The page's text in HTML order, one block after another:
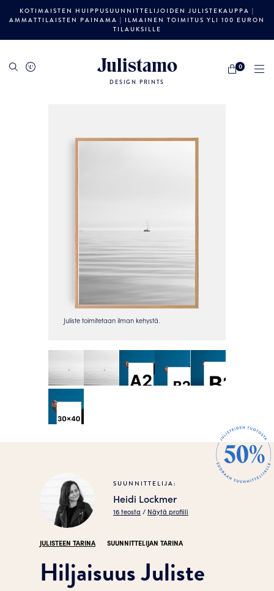
KOTIMAISTEN HUIPPUSUUNNITTELIJOIDEN JULISTEKAUPPA |
AMMATTILAISTEN PAINAMA | ILMAINEN TOIMITUS YLI 100 EURON
TILAUKSILLE
Julistamo
DESIGN PRINTS
0
SUUNNITTELIJA:
Heidi Lockmer
16 teosta / Näytä profiili
JULISTEEN TARINA SUUNNITTELIJAN TARINA
Hiljaisuus Juliste